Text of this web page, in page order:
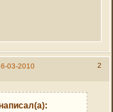
2
03-2010